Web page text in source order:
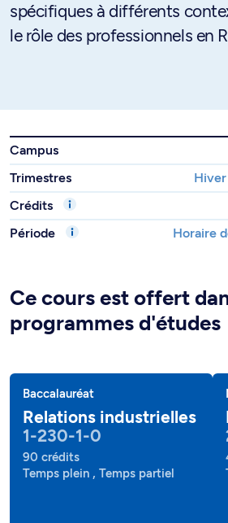
spécifiques à différents
le rôle des professionnels en
Campus
Trimestres
Crédits
Période
Horaire
Ce cours est offert
programmes d'études
Baccalauréat
Relations industrielles
1-230-1-0
90 crédits
Temps plein , Temps partiel